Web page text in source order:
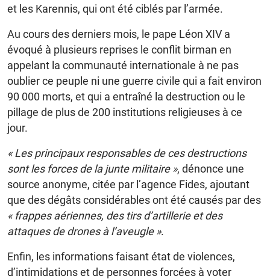
et les Karennis, qui ont été ciblés par l’armée.
Au cours des derniers mois, le pape Léon XIV a
évoqué à plusieurs reprises le conflit birman en
appelant la communauté internationale à ne pas
oublier ce peuple ni une guerre civile qui a fait environ
90 000 morts, et qui a entraîné la destruction ou le
pillage de plus de 200 institutions religieuses à ce
jour.
« Les principaux responsables de ces destructions
sont les forces de la junte militaire », dénonce une
source anonyme, citée par l’agence Fides, ajoutant
que des dégâts considérables ont été causés par des
« frappes aériennes, des tirs d’artillerie et des
attaques de drones à l’aveugle ».
Enfin, les informations faisant état de violences,
d’intimidations et de personnes forcées à voter